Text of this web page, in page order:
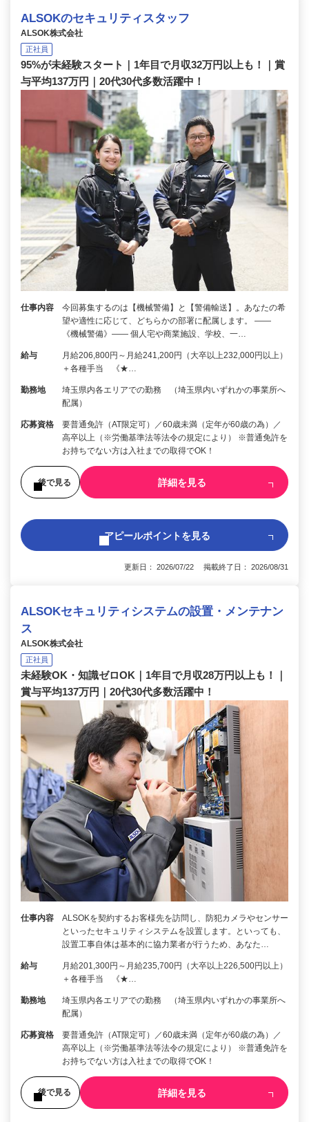
ALSOKのセキュリティスタッフ
ALSOK株式会社
正社員
95%が未経験スタート｜1年目で月収32万円以上も！｜賞
与平均137万円｜20代30代多数活躍中！
仕事内容
今回募集するのは【機械警備】と【警備輸送】。あなたの希
望や適性に応じて、どちらかの部署に配属します。 ――
《機械警備》―― 個人宅や商業施設、学校、一…
給与
月給206,800円～月給241,200円（大卒以上232,000円以上）
＋各種手当 《★…
勤務地
埼玉県内各エリアでの勤務 （埼玉県内いずれかの事業所へ
配属）
応募資格
要普通免許（AT限定可）／60歳未満（定年が60歳の為）／
高卒以上（※労働基準法等法令の規定により） ※普通免許を
お持ちでない方は入社までの取得でOK！
後で見る 詳細を見る
アピールポイントを見る
更新日： 2026/07/22 掲載終了日： 2026/08/31
ALSOKセキュリティシステムの設置・メンテナン
ス
ALSOK株式会社
正社員
未経験OK・知識ゼロOK｜1年目で月収28万円以上も！｜
賞与平均137万円｜20代30代多数活躍中！
仕事内容
ALSOKを契約するお客様先を訪問し、防犯カメラやセンサー
といったセキュリティシステムを設置します。といっても、
設置工事自体は基本的に協力業者が行うため、あなた…
給与
月給201,300円～月給235,700円（大卒以上226,500円以上）
＋各種手当 《★…
勤務地
埼玉県内各エリアでの勤務 （埼玉県内いずれかの事業所へ
配属）
応募資格
要普通免許（AT限定可）／60歳未満（定年が60歳の為）／
高卒以上（※労働基準法等法令の規定により） ※普通免許を
お持ちでない方は入社までの取得でOK！
後で見る 詳細を見る